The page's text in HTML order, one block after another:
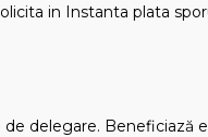
in Instanta plata
delegare. Beneficiază